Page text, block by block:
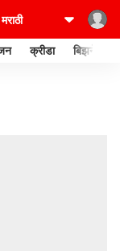
क्रीडा बिझनेस